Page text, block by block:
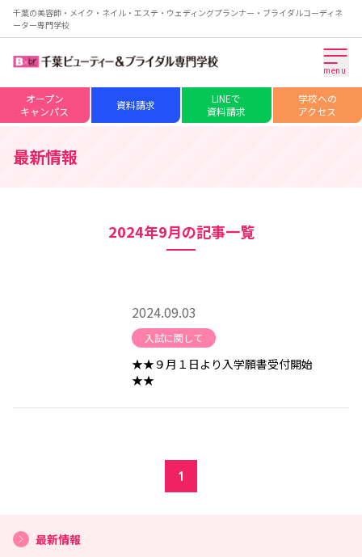
千葉の美容師・メイク・ネイル・エステ・ウェディングプランナー・ブライダルコーディネ
ーター専門学校
menu
オープン
キャンパス
資料請求
LINEで
資料請求
学校への
アクセス
最新情報
2024年9月の記事一覧
2024.09.03
入試に関して
★★９月１日より入学願書受付開始
★★
1
最新情報